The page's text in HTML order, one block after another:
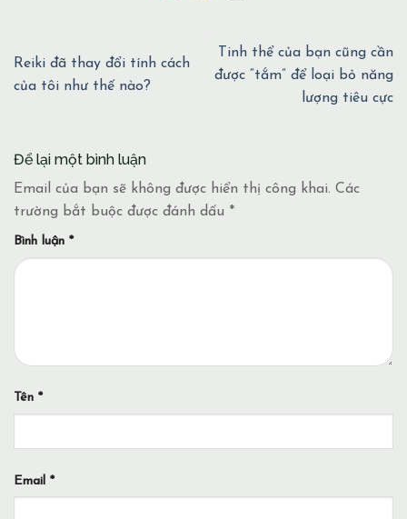
Reiki đã thay đổi tính cách
của tôi như thế nào?
Tinh thể của bạn cũng cần
được “tắm” để loại bỏ năng
lượng tiêu cực
Để lại một bình luận
Email của bạn sẽ không được hiển thị công khai. Các
trường bắt buộc được đánh dấu *
Bình luận *
Tên *
Email *